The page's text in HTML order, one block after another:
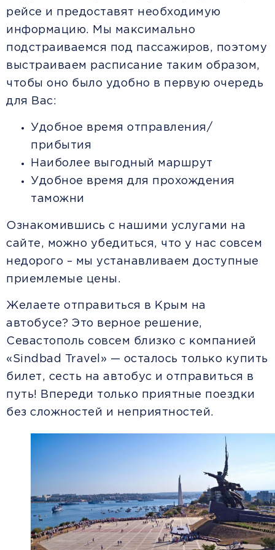
рейсе и предоставят необходимую
информацию. Мы максимально
подстраиваемся под пассажиров, поэтому
выстраиваем расписание таким образом,
чтобы оно было удобно в первую очередь
для Вас:
Удобное время отправления/
прибытия
Наиболее выгодный маршрут
Удобное время для прохождения
таможни
Ознакомившись с нашими услугами на
сайте, можно убедиться, что у нас совсем
недорого – мы устанавливаем доступные
приемлемые цены.
Желаете отправиться в Крым на
автобусе? Это верное решение,
Севастополь совсем близко с компанией
«Sindbad Travel» — осталось только купить
билет, сесть на автобус и отправиться в
путь! Впереди только приятные поездки
без сложностей и неприятностей.